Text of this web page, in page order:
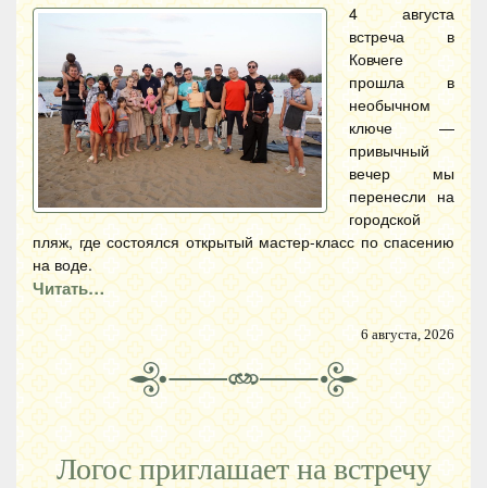
4 августа
встреча в
Ковчеге
прошла в
необычном
ключе —
привычный
вечер мы
перенесли на
городской
пляж, где состоялся открытый мастер-класс по спасению
на воде.
Читать…
6 августа, 2026
Логос приглашает на встречу